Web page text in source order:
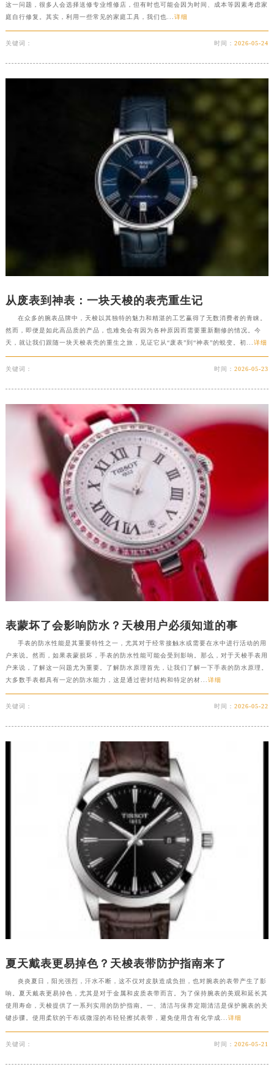
内蒙古自治区通辽市科尔沁区明仁大街天梭售后服务中心（需提前预约）
内蒙古自治区乌兰察布市集宁区恩和大街天梭售后服务中心（需提前预约）
内蒙古自治区锡林郭勒盟市锡林浩特市光明街与额尔敦路交叉口天梭售后服务中心（需提前预约）
内蒙古自治区兴安盟市乌兰浩特市兴安大街天梭售后服务中心（需提前预约）
山西省大同市平城区迎宾街天梭售后服务中心（需提前预约）
山西省晋城市城区黄华街天梭售后服务中心（需提前预约）
山西省晋中市榆次区顺城街天梭售后服务中心（需提前预约）
山西省临汾市尧都区解放路天梭售后服务中心（需提前预约）
山西省运城市盐湖区河东街天梭售后服务中心（需提前预约）
山西省长治市潞州区英雄中路天梭售后服务中心（需提前预约）
安徽省安庆市迎江区人民路天梭售后服务中心（需提前预约）
安徽省蚌埠市蚌山区淮河路天梭售后服务中心（需提前预约）
安徽省亳州市谯城区魏武大道天梭售后服务中心（需提前预约）
安徽省滁州市琅琊区南谯北路天梭售后服务中心（需提前预约）
安徽省阜阳市颍州区颍州北路天梭售后服务中心（需提前预约）
安徽省淮北市相山区淮海路天梭售后服务中心（需提前预约）
安徽省淮南市田家庵区国庆中路天梭售后服务中心（需提前预约）
安徽省黄山市屯溪区黄山西路天梭售后服务中心（需提前预约）
安徽省六安市金安区解放中路天梭售后服务中心（需提前预约）
安徽省宿州市埇桥区人民中路天梭售后服务中心（需提前预约）
安徽省铜陵市铜官区石城大道天梭售后服务中心（需提前预约）
安徽省芜湖市镜湖区中山路步行街天梭售后服务中心（需提前预约）
安徽省宣城市宣州区叠嶂西路天梭售后服务中心（需提前预约）
福建省龙岩市新罗区九一南路天梭售后服务中心（需提前预约）
福建省南平市建阳区人民西路天梭售后服务中心（需提前预约）
福建省宁德市蕉城区天湖东路天梭售后服务中心（需提前预约）
福建省三明市三元区东乾二路天梭售后服务中心（需提前预约）
福建省漳州市龙文区步港路天梭售后服务中心（需提前预约）
江苏省连云港市海州区通灌北路天梭售后服务中心（需提前预约）
江苏省镇江市京口区中山东路天梭售后服务中心（需提前预约）
江西省抚州市临川区赣东大道天梭售后服务中心（需提前预约）
江西省赣州市章贡区文清路天梭售后服务中心（需提前预约）
江西省九江市浔阳区浔阳路天梭售后服务中心（需提前预约）
江西省新余市渝水区北湖西路天梭售后服务中心（需提前预约）
江西省鹰潭市月湖区胜利东路天梭售后服务中心（需提前预约）
山东省德州市德城区东风中路天梭售后服务中心（需提前预约）
这一问题，很多人会选择送修专业维修店，但有时也可能会因为时间、成本等因素考虑家
庭自行修复。其实，利用一些常见的家庭工具，我们也... 详细
关键词： 时间：2026-05-24
从废表到神表：一块天梭的表壳重生记
在众多的腕表品牌中，天梭以其独特的魅力和精湛的工艺赢得了无数消费者的青睐。
然而，即便是如此高品质的产品，也难免会有因为各种原因而需要重新翻修的情况。今
天，就让我们跟随一块天梭表壳的重生之旅，见证它从“废表”到“神表”的蜕变。初... 详细
关键词： 时间：2026-05-23
表蒙坏了会影响防水？天梭用户必须知道的事
手表的防水性能是其重要特性之一，尤其对于经常接触水或需要在水中进行活动的用
户来说。然而，如果表蒙损坏，手表的防水性能可能会受到影响。那么，对于天梭手表用
户来说，了解这一问题尤为重要。了解防水原理首先，让我们了解一下手表的防水原理。
大多数手表都具有一定的防水能力，这是通过密封结构和特定的材... 详细
关键词： 时间：2026-05-22
夏天戴表更易掉色？天梭表带防护指南来了
炎炎夏日，阳光强烈，汗水不断，这不仅对皮肤造成负担，也对腕表的表带产生了影
响。夏天戴表更易掉色，尤其是对于金属和皮质表带而言。为了保持腕表的美观和延长其
使用寿命，天梭提供了一系列实用的防护指南。一、清洁与保养定期清洁是保护腕表的关
键步骤。使用柔软的干布或微湿的布轻轻擦拭表带，避免使用含有化学成... 详细
关键词： 时间：2026-05-21